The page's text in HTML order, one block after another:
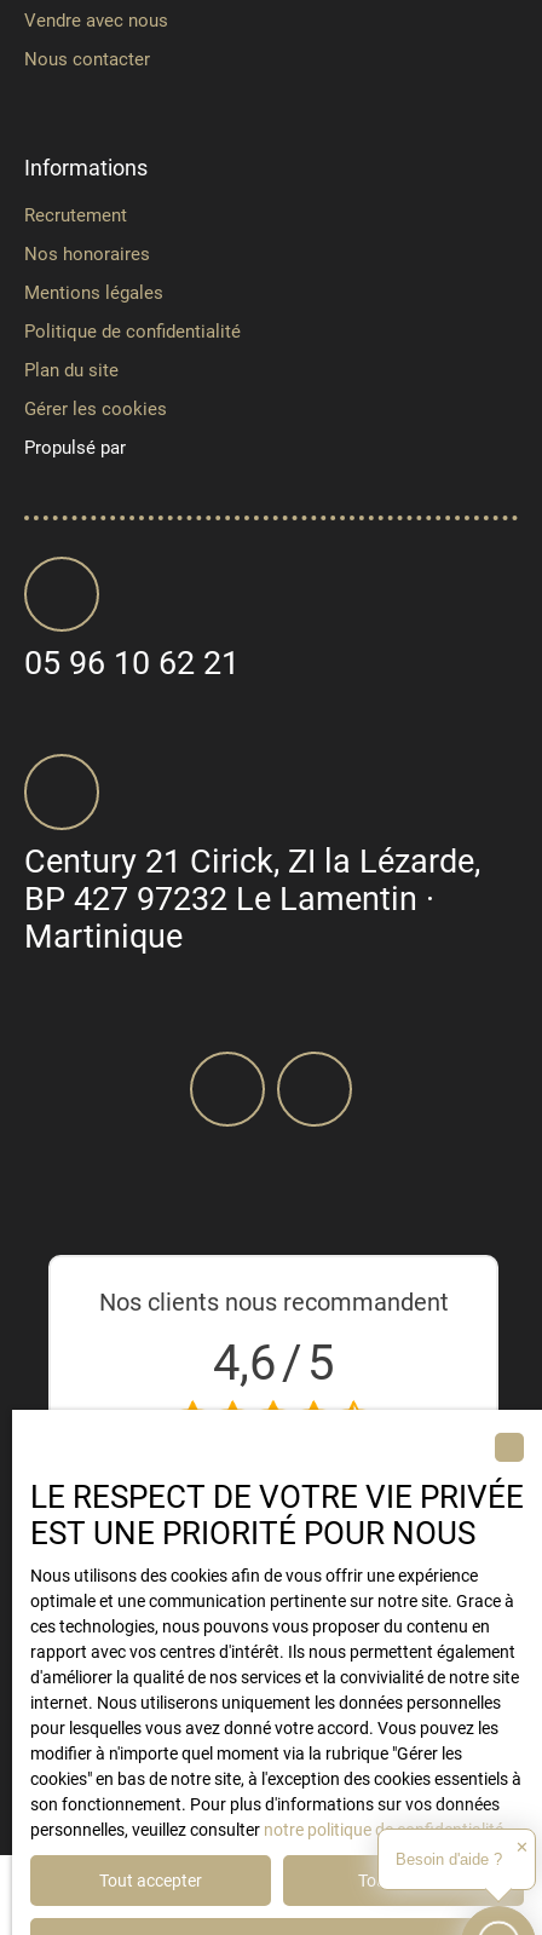
Vendre avec nous
Nous contacter
Informations
Recrutement
Nos honoraires
Mentions légales
Politique de confidentialité
Plan du site
Gérer les cookies
Propulsé par
05 96 10 62 21
Century 21 Cirick, ZI la Lézarde,
BP 427 97232 Le Lamentin ·
Martinique
Nos clients nous recommandent
4,6/5
41 AVIS
4,9 / 5
EXCELLENT
AVIS
LE RESPECT DE VOTRE VIE PRIVÉE
EST UNE PRIORITÉ POUR NOUS
Nous utilisons des cookies afin de vous offrir une expérience
optimale et une communication pertinente sur notre site. Grace à
ces technologies, nous pouvons vous proposer du contenu en
rapport avec vos centres d'intérêt. Ils nous permettent également
d'améliorer la qualité de nos services et la convivialité de notre site
internet. Nous utiliserons uniquement les données personnelles
pour lesquelles vous avez donné votre accord. Vous pouvez les
modifier à n'importe quel moment via la rubrique ″Gérer les
cookies″ en bas de notre site, à l'exception des cookies essentiels à
son fonctionnement. Pour plus d'informations sur vos données
personnelles, veuillez consulter notre politique de confidentialité.
Tout accepter Tout refuser
Besoin d'aide ?
✕